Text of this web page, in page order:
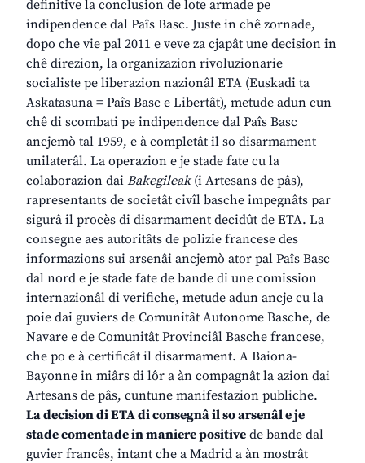
definitive la conclusion de lote armade pe
indipendence dal Paîs Basc. Juste in chê zornade,
dopo che vie pal 2011 e veve za cjapât une decision in
chê direzion, la organizazion rivoluzionarie
socialiste pe liberazion nazionâl ETA (Euskadi ta
Askatasuna = Paîs Basc e Libertât), metude adun cun
chê di scombati pe indipendence dal Paîs Basc
ancjemò tal 1959, e à completât il so disarmament
unilaterâl. La operazion e je stade fate cu la
colaborazion dai Bakegileak(i Artesans de pâs),
rapresentants de societât civîl basche impegnâts par
sigurâ il procès di disarmament decidût de ETA. La
consegne aes autoritâts de polizie francese des
informazions sui arsenâi ancjemò ator pal Paîs Basc
dal nord e je stade fate de bande di une comission
internazionâl di verifiche, metude adun ancje cu la
poie dai guviers de Comunitât Autonome Basche, de
Navare e de Comunitât Provinciâl Basche francese,
che po e à certificât il disarmament. A Baiona-
Bayonne in miârs di lôr a àn compagnât la azion dai
Artesans de pâs, cuntune manifestazion publiche.
La decision di ETA di consegnâ il so arsenâl e je
stade comentade in maniere positive de bande dal
guvier francês, intant che a Madrid a àn mostrât